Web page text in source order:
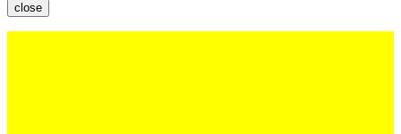
close